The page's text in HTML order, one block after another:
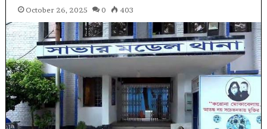
October 26, 2025 0 403